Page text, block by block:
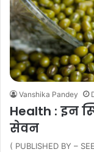
Vanshika Pandey
Health : इन
सेवन
( PUBLISHED BY –